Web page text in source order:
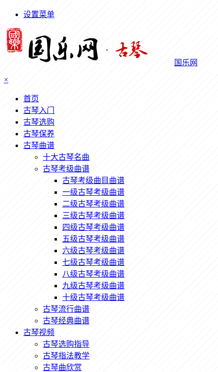
设置菜单
国乐网
×
首页
古琴入门
古琴选购
古琴保养
古琴曲谱
十大古琴名曲
古琴考级曲谱
古琴考级曲目曲谱
一级古琴考级曲谱
二级古琴考级曲谱
三级古琴考级曲谱
四级古琴考级曲谱
五级古琴考级曲谱
六级古琴考级曲谱
七级古琴考级曲谱
八级古琴考级曲谱
九级古琴考级曲谱
十级古琴考级曲谱
古琴流行曲谱
古琴经典曲谱
古琴视频
古琴选购指导
古琴指法教学
古琴曲欣赏